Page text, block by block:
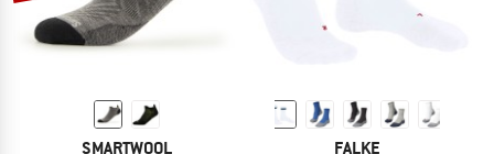
SMARTWOOL FALKE